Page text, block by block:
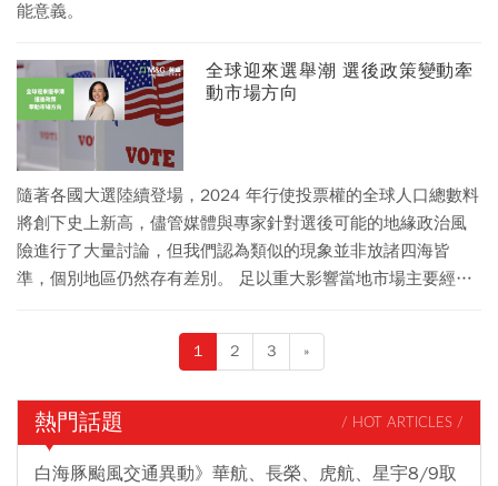
能意義。
全球迎來選舉潮 選後政策變動牽
動市場方向
隨著各國大選陸續登場，2024 年行使投票權的全球人口總數料
將創下史上新高，儘管媒體與專家針對選後可能的地緣政治風
險進行了大量討論，但我們認為類似的現象並非放諸四海皆
準，個別地區仍然存有差別。 足以重大影響當地市場主要經濟
過後的任何波動，反而有機會成為主動式投資人的理想進場契
1 2 3 »
熱門話題 / HOT ARTICLES /
白海豚颱風交通異動》華航、長榮、虎航、星宇8/9取